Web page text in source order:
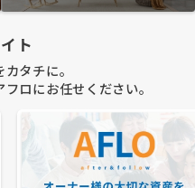
ト
タチに。
ロにお任せください。